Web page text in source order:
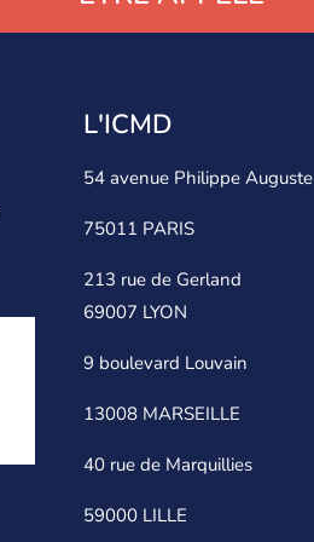
L'ICMD
54 avenue Philippe Auguste
75011 PARIS
213 rue de Gerland
69007 LYON
9 boulevard Louvain
13008 MARSEILLE
40 rue de Marquillies
59000 LILLE